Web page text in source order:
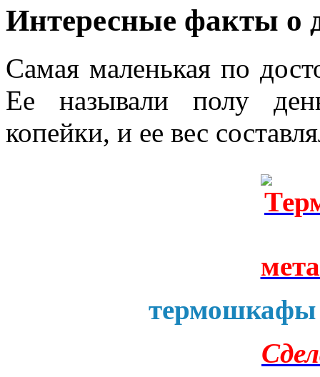
Интересные факты о
Самая маленькая по
Ее называли полу
копейки, и ее вес
термошкафы